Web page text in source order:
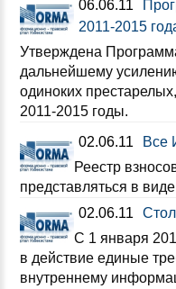
06.06.11
2011-2015
Утверждена
дальнейшему
одиноких
2011-2015 годы.
02.06.11
Все
Реестр
представляться в
02.06.11
C 1 января
в действие единые
внутреннему